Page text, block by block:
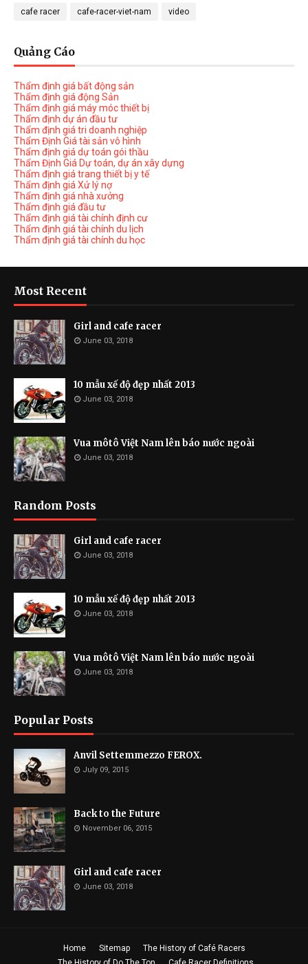
cafe racer cafe-racer-viet-nam video
Quảng Cáo
Thẩm định giá bất động sản
Thẩm định giá động Sản
Thẩm định giá máy móc thiết bị
Thẩm định dự án đầu tư
Thẩm định giá tri doanh nghiệp
Thẩm Định Giá tài sản vô hình
Thẩm định giá dự toán gói thầu
Thẩm Định Giá Dự toán, dự án xây dựng
Thẩm định giá trang thiết bị y tế
Thẩm định giá Xử lý nợ
Thẩm định giá nhà xưởng
Thẩm định giá đầu tư
Thẩm định giá tài chính định cư
Thẩm định giá tài chính du lịch
Thẩm định giá tài chính du học
Most Recent
Girl and cafe racer
June 03, 2018
10 mẫu xế độ đẹp nhất 2013
June 03, 2018
Vua môtô Việt Nam lên báo nước ngoài
June 03, 2018
Random Posts
Girl and cafe racer
June 03, 2018
10 mẫu xế độ đẹp nhất 2013
June 03, 2018
Vua môtô Việt Nam lên báo nước ngoài
June 03, 2018
Popular Posts
Anvil Settemmezzo FEROX.
July 09, 2015
Back to the Future
November 06, 2015
Girl and cafe racer
June 03, 2018
Home Sitemap
The History of Café Racers